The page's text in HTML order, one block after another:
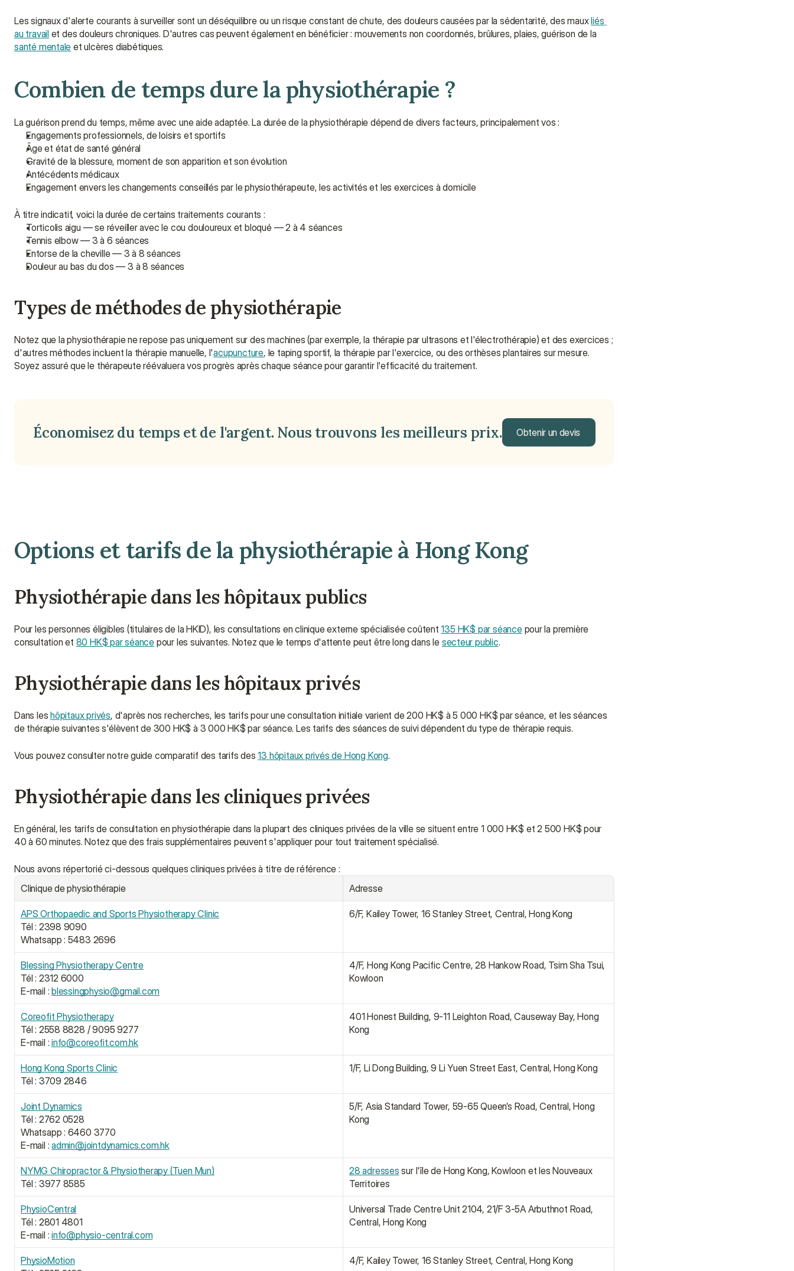
Les signaux d'alerte courants à surveiller sont un déséquilibre ou un risque constant de chute, des douleurs causées par la sédentarité, des maux liés
au travail
santé mentale et ulcères diabétiques.
Combien de temps dure la physiothérapie ?
La guérison prend du temps, même avec une aide adaptée. La durée de la physiothérapie dépend de divers facteurs, principalement vos :
Engagements professionnels, de loisirs et sportifs
Âge et état de santé général
Gravité de la blessure, moment de son apparition et son évolution
Antécédents médicaux
Engagement envers les changements conseillés par le physiothérapeute, les activités et les exercices à domicile
À titre indicatif, voici la durée de certains traitements courants :
Torticolis aigu — se réveiller avec le cou douloureux et bloqué — 2 à 4 séances
Tennis elbow — 3 à 6 séances
Entorse de la cheville — 3 à 8 séances
Douleur au bas du dos — 3 à 8 séances
Types de méthodes de physiothérapie
Notez que la physiothérapie ne repose pas uniquement sur des machines (par exemple, la thérapie par ultrasons et l'électrothérapie) et des exercices ;
d'autres méthodes incluent la thérapie manuelle, l'acupuncture, le taping sportif, la thérapie par l'exercice, ou des orthèses plantaires sur mesure.
Soyez assuré que le thérapeute réévaluera vos progrès après chaque séance pour garantir l'efficacité du traitement.
Économisez du temps et de l'argent. Nous trouvons les meilleurs prix. Obtenir un devis
Options et tarifs de la physiothérapie à Hong Kong
Physiothérapie dans les hôpitaux publics
Pour les personnes éligibles (titulaires de la HKID), les consultations en clinique externe spécialisée coûtent 135 HK$ par séance pour la première
consultation et 80 HK$ par séance pour les suivantes. Notez que le temps d'attente peut être long dans le secteur public.
Physiothérapie dans les hôpitaux privés
Dans les hôpitaux privés, d'après nos recherches, les tarifs pour une consultation initiale varient de 200 HK$ à 5 000 HK$ par séance, et les séances
de thérapie suivantes s'élèvent de 300 HK$ à 3 000 HK$ par séance. Les tarifs des séances de suivi dépendent du type de thérapie requis.
Vous pouvez consulter notre guide comparatif des tarifs des 13 hôpitaux privés de Hong Kong.
Physiothérapie dans les cliniques privées
En général, les tarifs de consultation en physiothérapie dans la plupart des cliniques privées de la ville se situent entre 1 000 HK$ et 2 500 HK$ pour
40 à 60 minutes. Notez que des frais supplémentaires peuvent s'appliquer pour tout traitement spécialisé.
Nous avons répertorié ci-dessous quelques cliniques privées à titre de référence :
Clinique de physiothérapie
Adresse
APS Orthopaedic and Sports Physiotherapy Clinic
Tél : 2398 9090
Whatsapp : 5483 2696
6/F, Kailey Tower, 16 Stanley Street, Central, Hong Kong
Blessing Physiotherapy Centre
Tél : 2312 6000
E-mail : blessingphysio@gmail.com
4/F, Hong Kong Pacific Centre, 28 Hankow Road, Tsim Sha Tsui,
Kowloon
Coreofit Physiotherapy
Tél : 2558 8828 / 9095 9277
E-mail : info@coreofit.com.hk
401 Honest Building, 9-11 Leighton Road, Causeway Bay, Hong
Kong
Hong Kong Sports Clinic
Tél : 3709 2846
1/F, Li Dong Building, 9 Li Yuen Street East, Central, Hong Kong
Joint Dynamics﻿
Tél : 2762 0528
Whatsapp : 6460 3770
E-mail : admin@jointdynamics.com.hk
5/F, Asia Standard Tower, 59-65 Queen’s Road, Central, Hong
Kong
NYMG Chiropractor & Physiotherapy (Tuen Mun)
Tél : 3977 8585
28 adresses sur l'île de Hong Kong, Kowloon et les Nouveaux
Territoires
PhysioCentral
Tél : 2801 4801
E-mail : info@physio-central.com
Universal Trade Centre Unit 2104, 21/F 3-5A Arbuthnot Road,
Central, Hong Kong
PhysioMotion﻿
4/F, Kailey Tower, 16 Stanley Street, Central, Hong Kong